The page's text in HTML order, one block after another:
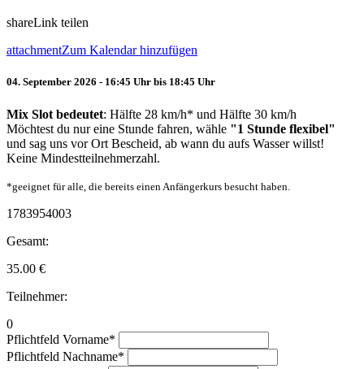
shareLink teilen
attachmentZum Kalendar hinzufügen
04. September 2026 - 16:45 Uhr bis 18:45 Uhr
Mix Slot bedeutet: Hälfte 28 km/h* und Hälfte 30 km/h
Möchtest du nur eine Stunde fahren, wähle "1 Stunde flexibel"
und sag uns vor Ort Bescheid, ab wann du aufs Wasser willst!
Keine Mindestteilnehmerzahl.
*geeignet für alle, die bereits einen Anfängerkurs besucht haben.
1783954003
Gesamt:
35.00 €
Teilnehmer:
0
Pflichtfeld Vorname*
Pflichtfeld Nachname*